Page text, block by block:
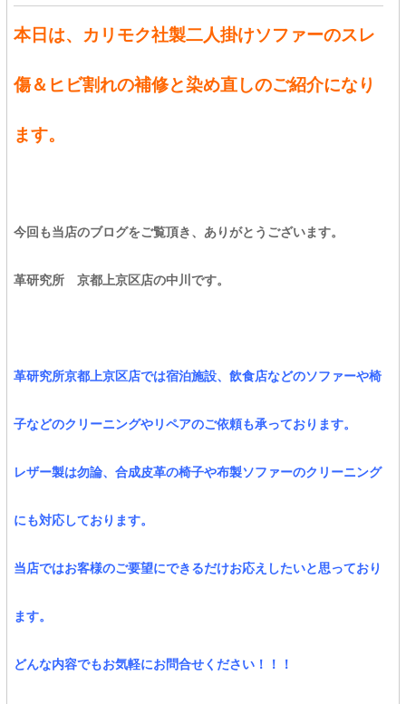
本日は、カリモク社製二人掛けソファーのスレ
傷＆ヒビ割れの補修と染め直しのご紹介になり
ます。
今回も当店のブログをご覧頂き、ありがとうございます。
革研究所 京都上京区店の中川です。
革研究所京都上京区店では宿泊施設、飲食店などのソファーや椅
子などのクリーニングやリペアのご依頼も承っております。
レザー製は勿論、合成皮革の椅子や布製ソファーのクリーニング
にも対応しております。
当店ではお客様のご要望にできるだけお応えしたいと思っており
ます。
どんな内容でもお気軽にお問合せください！！！